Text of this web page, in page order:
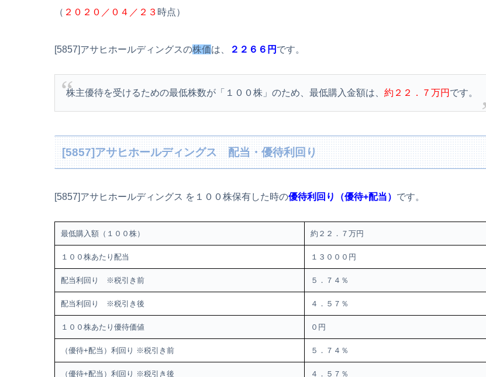
（ ２０２０／０４／２３ 時点）
[5857]アサヒホールディングスの株価は、 ２２６６円 です。
株主優待を受けるための最低株数が「１００株」のため、最低購入金額は、約２２．７万円 です。
[5857]アサヒホールディングス 配当・優待利回り
[5857]アサヒホールディングス を１００株保有した時の優待利回り（優待+配当） です。
最低購入額（１００株） 約２２．７万円
１００株あたり配当 １３０００円
配当利回り ※税引き前 ５．７４％
配当利回り ※税引き後 ４．５７％
１００株あたり優待価値 ０円
（優待+配当）利回り ※税引き前 ５．７４％
（優待+配当）利回り ※税引き後 ４．５７％